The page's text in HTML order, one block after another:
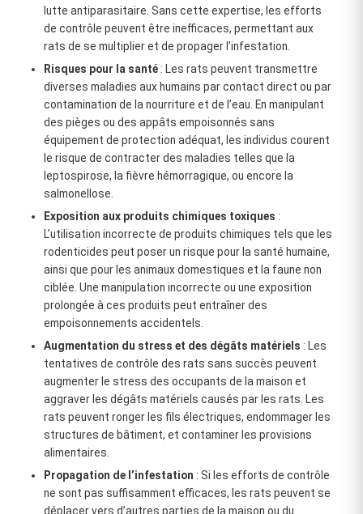
lutte antiparasitaire. Sans cette expertise, les efforts
de contrôle peuvent être inefficaces, permettant aux
rats de se multiplier et de propager l’infestation.
Risques pour la santé : Les rats peuvent transmettre
diverses maladies aux humains par contact direct ou par
contamination de la nourriture et de l’eau. En manipulant
des pièges ou des appâts empoisonnés sans
équipement de protection adéquat, les individus courent
le risque de contracter des maladies telles que la
leptospirose, la fièvre hémorragique, ou encore la
salmonellose.
Exposition aux produits chimiques toxiques :
L’utilisation incorrecte de produits chimiques tels que les
rodenticides peut poser un risque pour la santé humaine,
ainsi que pour les animaux domestiques et la faune non
ciblée. Une manipulation incorrecte ou une exposition
prolongée à ces produits peut entraîner des
empoisonnements accidentels.
Augmentation du stress et des dégâts matériels : Les
tentatives de contrôle des rats sans succès peuvent
augmenter le stress des occupants de la maison et
aggraver les dégâts matériels causés par les rats. Les
rats peuvent ronger les fils électriques, endommager les
structures de bâtiment, et contaminer les provisions
alimentaires.
Propagation de l’infestation : Si les efforts de contrôle
ne sont pas suffisamment efficaces, les rats peuvent se
déplacer vers d’autres parties de la maison ou du